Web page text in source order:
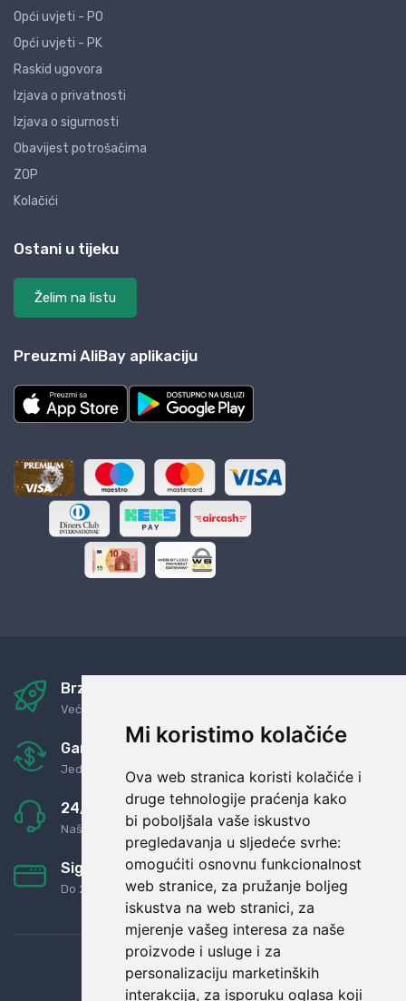
Mi koristimo kolačiće
Ova web stranica koristi kolačiće i
druge tehnologije praćenja kako
bi poboljšala vaše iskustvo
pregledavanja u sljedeće svrhe:
omogućiti osnovnu funkcionalnost
web stranice, za pružanje boljeg
iskustva na web stranici, za
mjerenje vašeg interesa za naše
proizvode i usluge i za
personalizaciju marketinških
interakcija, za isporuku oglasa koji
Opći uvjeti - PO
Opći uvjeti - PK
Raskid ugovora
Izjava o privatnosti
Izjava o sigurnosti
Obavijest potrošačima
ZOP
Kolačići
Ostani u tijeku
Želim na listu
Preuzmi AliBay aplikaciju
Brza i sigurna dostava
Već za nekoliko dana kod vas
Garancija u povrat novaca
Jednostavno pravilo: Roba za novac
24/7 odlična podrška
Naši agenti uvijek na raspolaganju
Sigurno obročno plaćanje
Do 24 rata bez kamata